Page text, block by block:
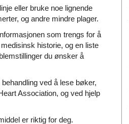
eller bruke noe lignende
og andre mindre plager.
som trengs for å
historie, og en liste
du ønsker å
ved å lese bøker,
Association, og ved hjelp
er riktig for deg.